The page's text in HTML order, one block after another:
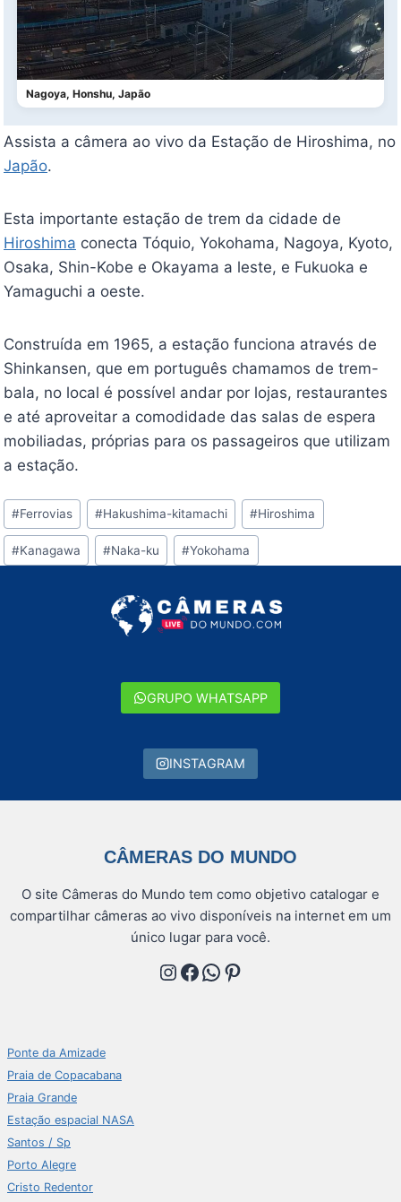
Nagoya, Honshu, Japão
Assista a câmera ao vivo da Estação de Hiroshima, no
Japão.
Esta importante estação de trem da cidade de
Hiroshima conecta Tóquio, Yokohama, Nagoya, Kyoto,
Osaka, Shin-Kobe e Okayama a leste, e Fukuoka e
Yamaguchi a oeste.
Construída em 1965, a estação funciona através de
Shinkansen, que em português chamamos de trem-
bala, no local é possível andar por lojas, restaurantes
e até aproveitar a comodidade das salas de espera
mobiliadas, próprias para os passageiros que utilizam
a estação.
Tags
do
Post:
#Ferrovias #Hakushima-kitamachi #Hiroshima
#Kanagawa #Naka-ku #Yokohama
GRUPO WHATSAPP
INSTAGRAM
CÂMERAS DO MUNDO
O site Câmeras do Mundo tem como objetivo catalogar e
compartilhar câmeras ao vivo disponíveis na internet em um
único lugar para você.
Instagram
Facebook
WhatsApp
Pinterest
Ponte da Amizade
Praia de Copacabana
Praia Grande
Estação espacial NASA
Santos / Sp
Porto Alegre
Cristo Redentor